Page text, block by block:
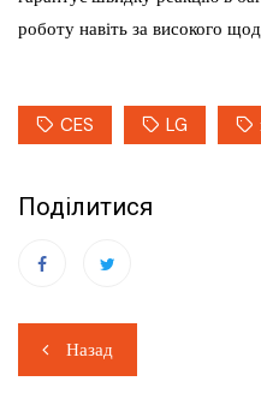
роботу навіть за високого
CES LG
Поділитися
Навігація
записів
Назад